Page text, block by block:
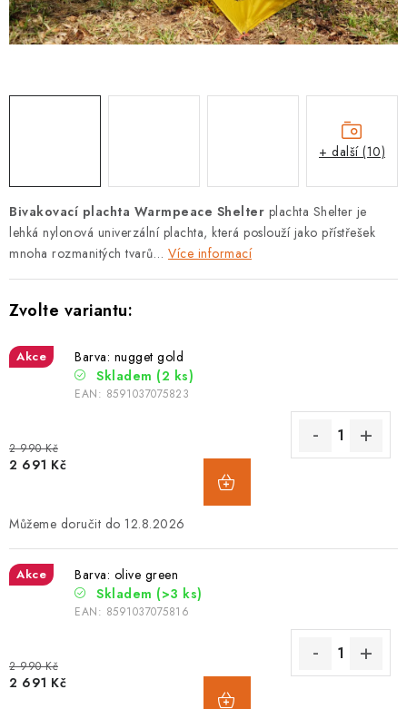
ZNAČKY
Doprava a platba Vše o nákupu Kontakty
Poradna
Bivakovací plachta Warmpeace Shelter plachta Shelter je
lehká nylonová univerzální plachta, která poslouží jako přístřešek
mnoha rozmanitých tvarů… Více informací
Akce
Barva: nugget gold
Skladem (2 ks)
EAN: 8591037075823
2 990 Kč
2 691 Kč
12.8.2026
Akce
Barva: olive green
Skladem (>3 ks)
EAN: 8591037075816
2 990 Kč
2 691 Kč
+ další (10)